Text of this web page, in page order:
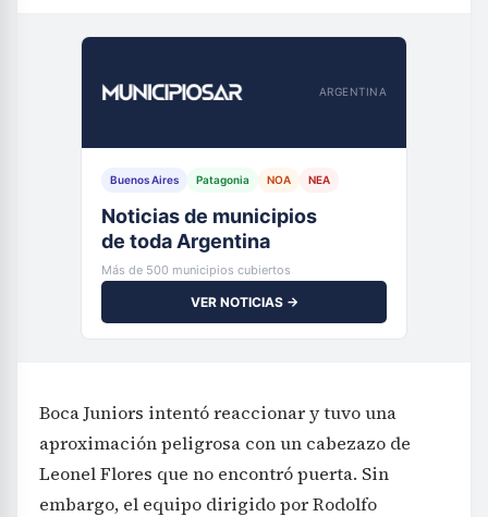
ARGENTINA
Buenos Aires Patagonia NOA NEA
Noticias de municipios
de toda Argentina
Más de 500 municipios cubiertos
VER NOTICIAS →
Boca Juniors intentó reaccionar y tuvo una
aproximación peligrosa con un cabezazo de
Leonel Flores que no encontró puerta. Sin
embargo, el equipo dirigido por Rodolfo